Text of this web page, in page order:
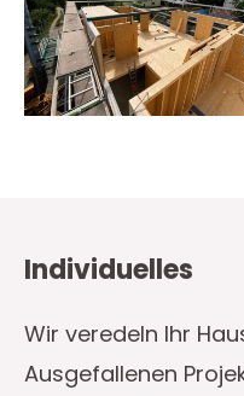
Individuelles
Wir veredeln Ihr
Ausgefallenen